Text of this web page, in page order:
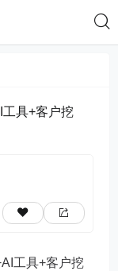
具+客户挖
工具+客户挖